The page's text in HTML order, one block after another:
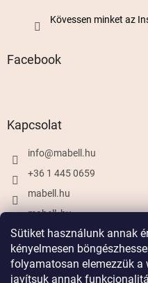
Sütiket használunk annak
kényelmesen
folyamatosan elemezzük
javítsuk annak
Kövessen minket az
Facebook
Kapcsolat
info@mabell.hu
+36 1 445 0659
mabell.hu
mabell_hu